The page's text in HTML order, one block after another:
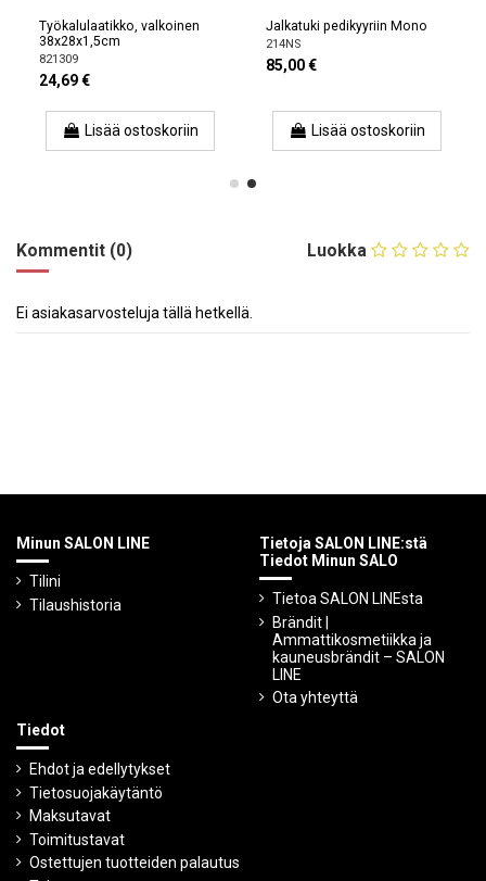
Työkalulaatikko, valkoinen
38x28x1,5cm
821309
24,69 €
Lisää ostoskoriin
Jalkatuki pedikyyriin Mono
214NS
85,00 €
Lisää ostoskoriin
Luokka
Kommentit (0)
Ei asiakasarvosteluja tällä hetkellä.
Minun SALON LINE
Tilini
Tilaushistoria
Tietoja SALON LINE:stä
Tiedot Minun SALO
Tietoa SALON LINEsta
Brändit |
Ammattikosmetiikka ja
kauneusbrändit – SALON
LINE
Ota yhteyttä
Tiedot
Ehdot ja edellytykset
Tietosuojakäytäntö
Maksutavat
Toimitustavat
Ostettujen tuotteiden palautus